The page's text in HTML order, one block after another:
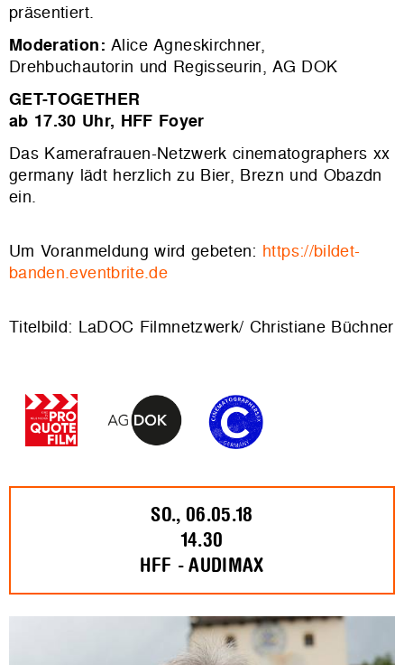
präsentiert.
Moderation: Alice Agneskirchner,
Drehbuchautorin und Regisseurin, AG DOK
GET-TOGETHER
ab 17.30 Uhr, HFF Foyer
Das Kamerafrauen-Netzwerk cinematographers xx
germany lädt herzlich zu Bier, Brezn und Obazdn
ein.
Um Voranmeldung wird gebeten: https://bildet-
banden.eventbrite.de
Titelbild: LaDOC Filmnetzwerk/ Christiane Büchner
SO., 06.05.18
14.30
HFF - AUDIMAX